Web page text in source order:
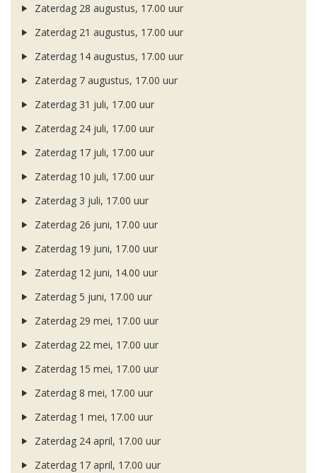
Zaterdag 28 augustus, 17.00 uur
Zaterdag 21 augustus, 17.00 uur
Zaterdag 14 augustus, 17.00 uur
Zaterdag 7 augustus, 17.00 uur
Zaterdag 31 juli, 17.00 uur
Zaterdag 24 juli, 17.00 uur
Zaterdag 17 juli, 17.00 uur
Zaterdag 10 juli, 17.00 uur
Zaterdag 3 juli, 17.00 uur
Zaterdag 26 juni, 17.00 uur
Zaterdag 19 juni, 17.00 uur
Zaterdag 12 juni, 14.00 uur
Zaterdag 5 juni, 17.00 uur
Zaterdag 29 mei, 17.00 uur
Zaterdag 22 mei, 17.00 uur
Zaterdag 15 mei, 17.00 uur
Zaterdag 8 mei, 17.00 uur
Zaterdag 1 mei, 17.00 uur
Zaterdag 24 april, 17.00 uur
Zaterdag 17 april, 17.00 uur